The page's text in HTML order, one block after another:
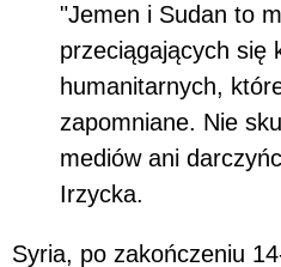
"Jemen i Sudan to
przeciągających się
humanitarnych,
zapomniane. Nie
mediów ani
Irzycka.
Syria, po zakończeniu